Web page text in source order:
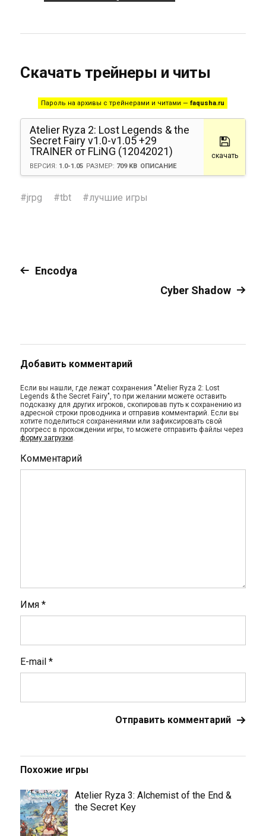
Скачать трейнеры и читы
Пароль на архивы с трейнерами и читами —faqusha.ru
Atelier Ryza 2: Lost Legends & the
Secret Fairy v1.0-v1.05 +29
TRAINER от FLiNG (12042021)
ВЕРСИЯ: 1.0-1.05 РАЗМЕР: 709 KB ОПИСАНИЕ
скачать
#jrpg #tbt #лучшие игры
Encodya
Cyber Shadow
Добавить комментарий
Если вы нашли, где лежат сохранения "Atelier Ryza 2: Lost
Legends & the Secret Fairy", то при желании можете оставить
подсказку для других игроков, скопировав путь к сохранению из
адресной строки проводника и отправив комментарий. Если вы
хотите поделиться сохранениями или зафиксировать свой
прогресс в прохождении игры, то можете отправить файлы через
форму загрузки.
Комментарий
Имя *
E-mail *
Похожие игры
Atelier Ryza 3: Alchemist of the End &
the Secret Key